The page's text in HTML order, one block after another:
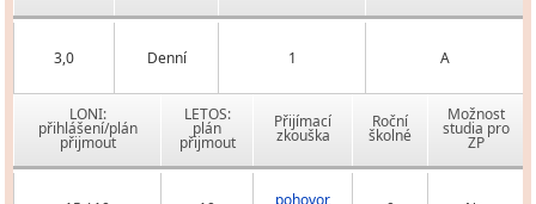
3,0 Denní 1 A
LONI:
přihlášení/plán
přijmout
LETOS:
plán
přijmout
Přijímací
zkouška
Roční
školné
Možnost
studia pro
ZP